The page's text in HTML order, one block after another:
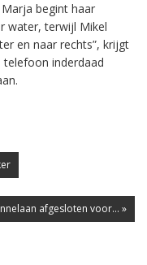
begint haar
water, terwijl Mikel
en naar rechts”, krijgt
inderdaad
afgesloten voor... »